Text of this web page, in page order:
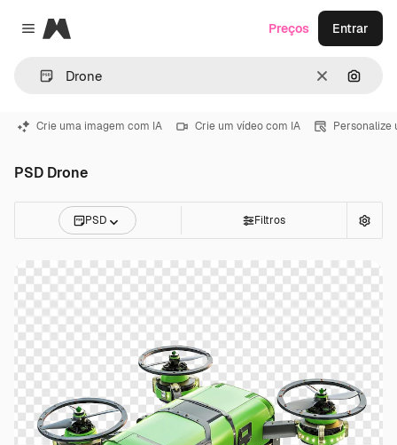
Close menu
Magnific
Limpar
Preços Entrar
Crie uma imagem com IA Crie um vídeo com IA Personalize
PSD Drone
PSD Filtros